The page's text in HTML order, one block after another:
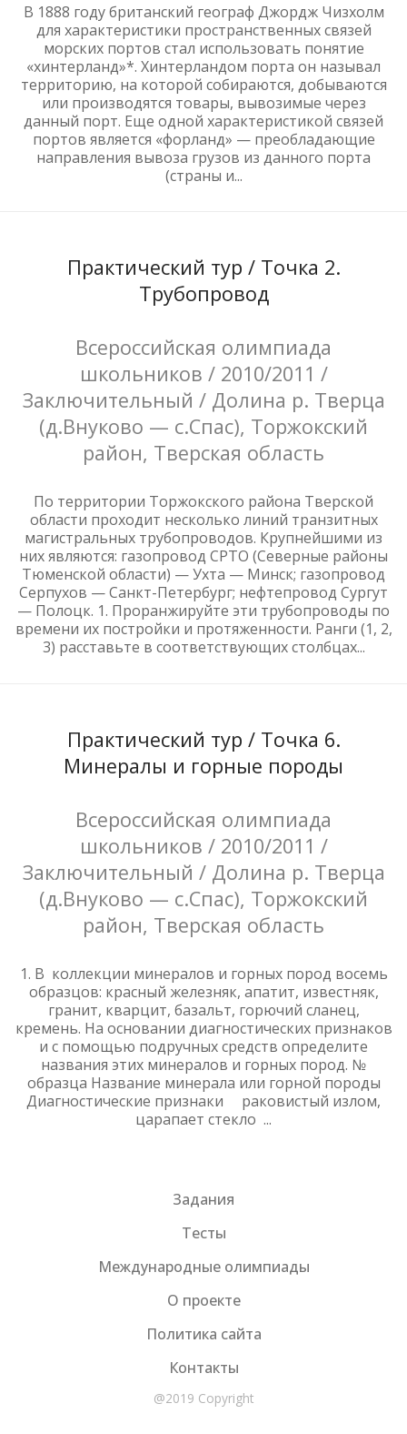
В 1888 году британский географ Джордж Чизхолм
для характеристики пространственных связей
морских портов стал использовать понятие
«хинтерланд»*. Хинтерландом порта он называл
территорию, на которой собираются, добываются
или производятся товары, вывозимые через
данный порт. Еще одной характеристикой связей
портов является «форланд» — преобладающие
направления вывоза грузов из данного порта
(страны и...
Практический тур / Точка 2.
Трубопровод
Всероссийская олимпиада
школьников / 2010/2011 /
Заключительный / Долина р. Тверца
(д.Внуково — с.Спас), Торжокский
район, Тверская область
По территории Торжокского района Тверской
области проходит несколько линий транзитных
магистральных трубопроводов. Крупнейшими из
них являются: газопровод СРТО (Северные районы
Тюменской области) — Ухта — Минск; газопровод
Серпухов — Санкт-Петербург; нефтепровод Сургут
— Полоцк. 1. Проранжируйте эти трубопроводы по
времени их постройки и протяженности. Ранги (1, 2,
3) расставьте в соответствующих столбцах...
Практический тур / Точка 6.
Минералы и горные породы
Всероссийская олимпиада
школьников / 2010/2011 /
Заключительный / Долина р. Тверца
(д.Внуково — с.Спас), Торжокский
район, Тверская область
1. В коллекции минералов и горных пород восемь
образцов: красный железняк, апатит, известняк,
гранит, кварцит, базальт, горючий сланец,
кремень. На основании диагностических признаков
и с помощью подручных средств определите
названия этих минералов и горных пород. №
образца Название минерала или горной породы
Диагностические признаки раковистый излом,
царапает стекло ...
Задания
Тесты
Международные олимпиады
О проекте
Политика сайта
Контакты
@2019 Copyright